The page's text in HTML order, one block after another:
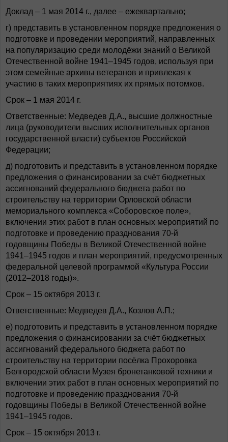
Доклад – 1 мая 2014 г., далее – ежеквартально;
г) представить в установленном порядке предложения о
подготовке и проведении мероприятий, направленных
на популяризацию среди молодёжи знаний о Великой
Отечественной войне 1941–1945 годов, используя при
этом семейные архивы ветеранов и привлекая к
участию в таких мероприятиях их прямых потомков.
Срок – 1 мая 2014 г.
Ответственные: Медведев Д.А., высшие должностные
лица (руководители высших исполнительных органов
государственной власти) субъектов Российской
Федерации;
д) подготовить и представить в установленном порядке
предложения о финансировании за счёт бюджетных
ассигнований федерального бюджета работ по
строительству на территории Орловской области
мемориального комплекса «Соборовское поле»,
включении этих работ в план основных мероприятий по
подготовке и проведению празднования 70-й
годовщины Победы в Великой Отечественной войне
1941–1945 годов и план мероприятий, предусмотренных
федеральной целевой программой «Культура России
(2012–2018 годы)».
Срок – 15 октября 2013 г.
Ответственные: Медведев Д.А., Козлов А.П.;
е) подготовить и представить в установленном порядке
предложения о финансировании за счёт бюджетных
ассигнований федерального бюджета работ по
строительству на территории посёлка Прохоровка
Белгородской области Музея бронетанковой техники и
включении этих работ в план основных мероприятий по
подготовке и проведению празднования 70-й
годовщины Победы в Великой Отечественной войне
1941–1945 годов.
Срок – 15 октября 2013 г.